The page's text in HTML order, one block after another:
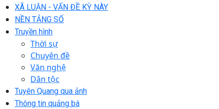
XÃ LUẬN - VẤN ĐỀ KỲ NÀY
NỀN TẢNG SỐ
Truyền hình
Thời sự
Chuyên đề
Văn nghệ
Dân tộc
Tuyên Quang qua ảnh
Thông tin quảng bá